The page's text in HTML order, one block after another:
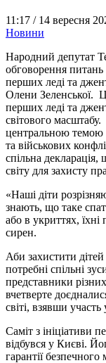
11:17 / 14 вересня
Новини
Народний депутат
обговорення питань
перших леді та
Олени Зеленської.
перших леді та
світового
центральною темою
та військових
спільна
світу для захисту
«Наші діти
знають, що таке
або в укриттях,
сирен.
Аби захистити
потребні спільні
представники
вчетверте
світі, взявши
Саміт з ініціативи
відбувся у Києві.
гарантії